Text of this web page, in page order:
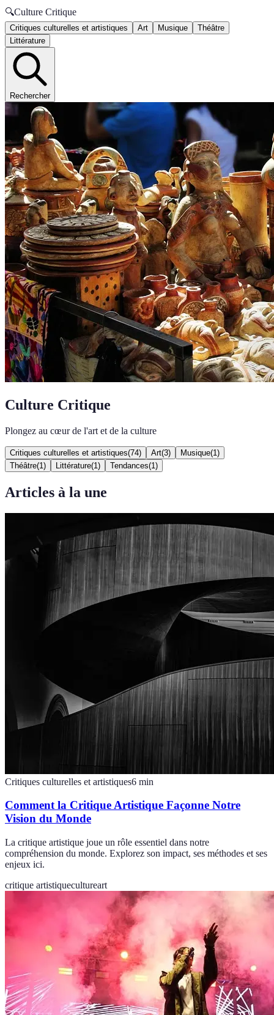
🔍Culture Critique
Critiques culturelles et artistiques Art Musique
Théâtre
Littérature
Rechercher
Culture Critique
Plongez au cœur de l'art et de la culture
Critiques culturelles et artistiques(74) Art(3) Musique(1 )
Théâtre(1 ) Littérature(1 ) Tendances(1 )
Articles à la une
Critiques culturelles et artistiques6 min
Comment la Critique Artistique Façonne Notre
Vision du Monde
La critique artistique joue un rôle essentiel dans notre
compréhension du monde. Explorez son impact, ses méthodes et ses
enjeux ici.
critique artistiquecultureart